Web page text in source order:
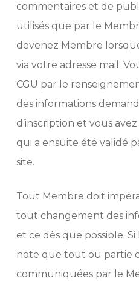
commentaires et de
utilisés que par le
devenez Membre
via votre adresse mail.
CGU par le
des informations
d’inscription et vous
qui a ensuite été validé
site.
Tout Membre doit
tout changement des
et ce dès que possible.
note que tout ou partie
communiquées par le